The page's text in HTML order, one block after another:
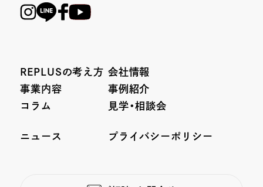
REPLUSの考え方 会社情報
事業内容
事例紹介
コラム
見学・相談会
ニュース プライバシーポリシー